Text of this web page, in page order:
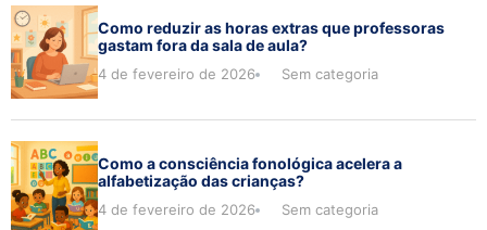
Como reduzir as horas extras que professoras
gastam fora da sala de aula?
4 de fevereiro de 2026 Sem categoria
Como a consciência fonológica acelera a
alfabetização das crianças?
4 de fevereiro de 2026 Sem categoria